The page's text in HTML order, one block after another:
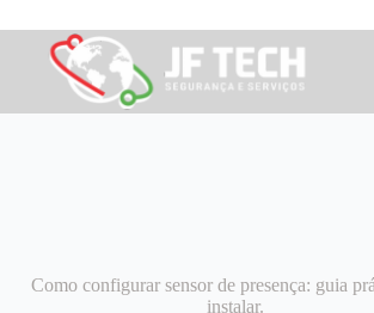
para
conteúdo
Como configurar sensor de presença: guia
instalar.